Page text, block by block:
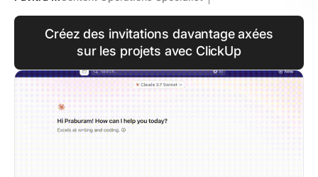
Créez des invitations davantage axées
sur les projets avec ClickUp